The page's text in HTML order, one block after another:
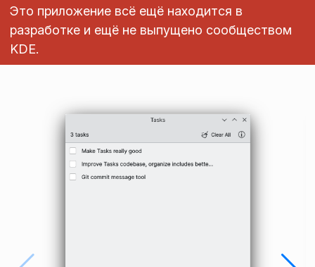
Это приложение всё ещё находится в
разработке и ещё не выпущено сообществом
KDE.